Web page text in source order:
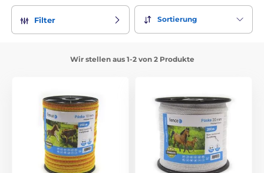
Filter Sortierung
Wir stellen aus 1-2 von 2 Produkte